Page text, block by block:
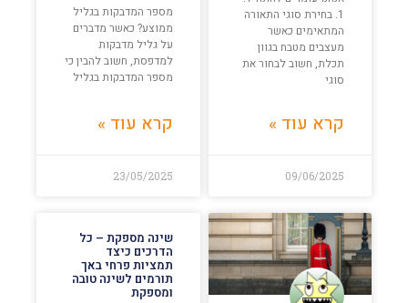
1. בחירת סוגי התאורה
המתאימים כאשר
מעצבים מטבח בגוון
תכלת, חשוב לבחור את
סוגי
קרא עוד »
09/06/2025
מספר המדבקות בגליל
ממוצע? כאשר מדברים
על גליל מדבקות
למדפסת, חשוב להבין כי
מספר המדבקות בגליל
קרא עוד »
23/05/2025
שינה מספקת – כל
הדרכים כיצד
תמציות פרחי באך
תורמים לשינה טובה
ומספקת